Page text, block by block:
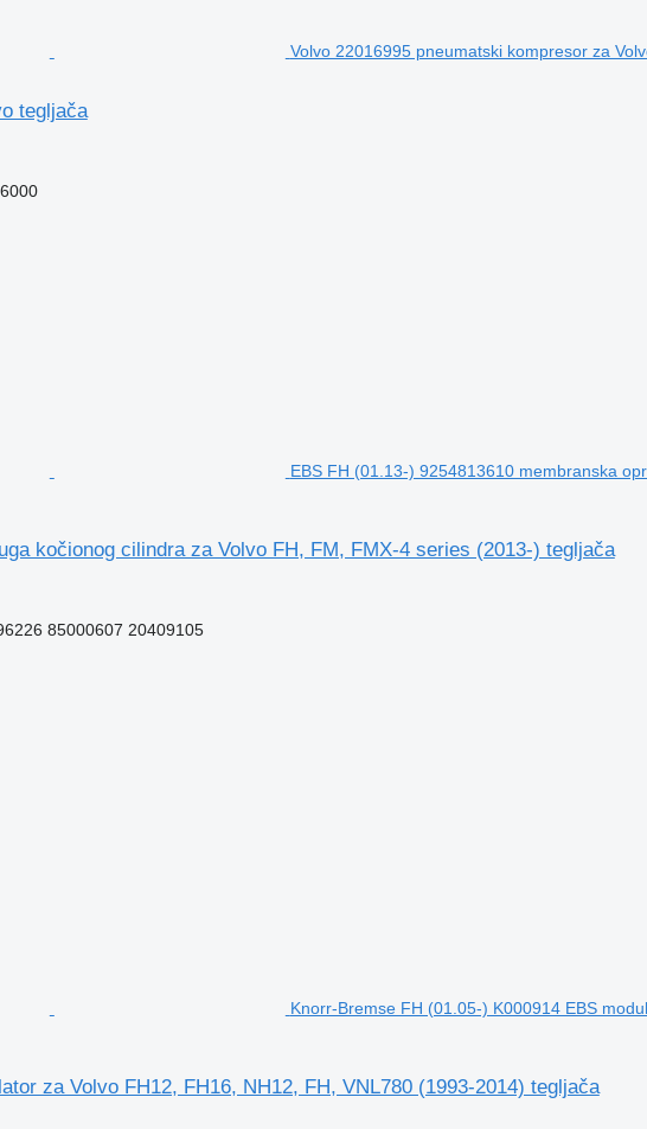
Volvo 22016995 pneumatski kompresor za
tegljača
EBS FH (01.13-) 9254813610 membranska
kočionog cilindra za Volvo FH, FM, FMX-4 series (2013-) tegljača
85000607 20409105
Knorr-Bremse FH (01.05-) K000914 EBS
za Volvo FH12, FH16, NH12, FH, VNL780 (1993-2014) tegljača